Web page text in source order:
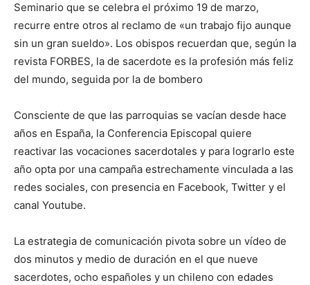
Seminario que se celebra el próximo 19 de marzo,
recurre entre otros al reclamo de «un trabajo fijo aunque
sin un gran sueldo». Los obispos recuerdan que, según la
revista FORBES, la de sacerdote es la profesión más feliz
del mundo, seguida por la de bombero
Consciente de que las parroquias se vacían desde hace
años en España, la Conferencia Episcopal quiere
reactivar las vocaciones sacerdotales y para lograrlo este
año opta por una campaña estrechamente vinculada a las
redes sociales, con presencia en Facebook, Twitter y el
canal Youtube.
La estrategia de comunicación pivota sobre un vídeo de
dos minutos y medio de duración en el que nueve
sacerdotes, ocho españoles y un chileno con edades